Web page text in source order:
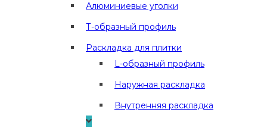
Алюминиевые уголки
Т-образный профиль
Раскладка для плитки
L-образный профиль
Наружная раскладка
Внутренняя раскладка